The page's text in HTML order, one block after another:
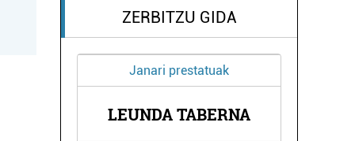
ZERBITZU GIDA
Janari prestatuak
LEUNDA TABERNA